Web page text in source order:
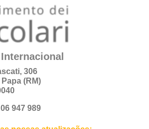
306
(RM)
947 989